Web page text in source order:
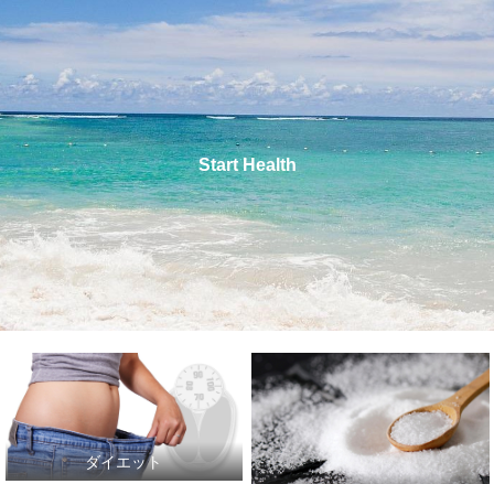
Start Health
ダイエット